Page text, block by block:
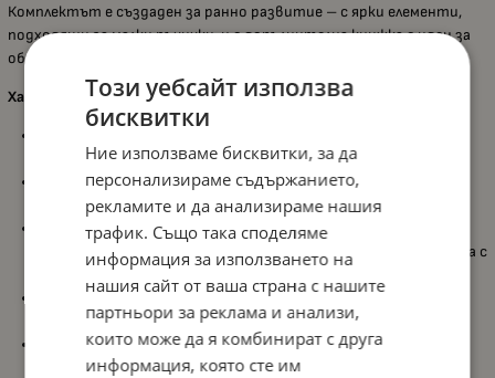
Комплектът е създаден за ранно развитие – с ярки елементи,
подходящи за малки ръчички, и с допълнителна книжка с идеи за
образователни занимания и история.
Характеристики:
умения за хващане и игра;
Касичка прасенцес приятен дизайн, която превръща
ученето в забавна роля и насърчава самостоятелна игра;
Включени10 номерирани монетив ярки цветове, които
помагат на детето да упражнява броене и да свързва числа с
количество;
Монетите са в различни цветове, което подпомага
разпознаването и назоваването на цветове чрез игра;
Пускането на монетите развивафината моторика
координацията око–ръка, докато детето повтаря
Този уебсайт използва
бисквитки
Ние използваме бисквитки, за да
персонализираме съдържанието,
рекламите и да анализираме нашия
трафик. Също така споделяме
информация за използването на
нашия сайт от ваша страна с нашите
партньори за реклама и анализи,
които може да я комбинират с друга
информация, която сте им